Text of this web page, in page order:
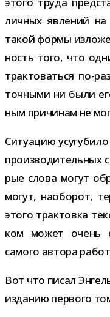
лич­ных явле­ний на
такой формы
ность того, что
трак­то­ваться по-​
точ­ными ни были
ным при­чи­нам не
Ситуацию
про­из­во­ди­тель­ных
рые слова могут
могут, наобо­рот,
этого трак­товка
ком может очень
самого автора
Вот что писал
изда­нию пер­вого